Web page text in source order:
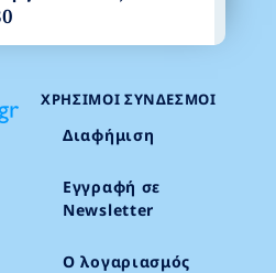
ΧΡΉΣΙΜΟΙ ΣΎΝΔΕΣΜΟΙ
Διαφήμιση
Εγγραφή σε
Newsletter
Ο λογαριασμός